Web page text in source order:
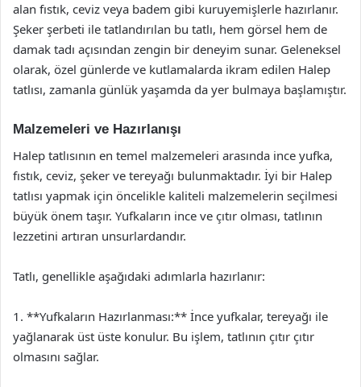
alan fıstık, ceviz veya badem gibi kuruyemişlerle hazırlanır.
Şeker şerbeti ile tatlandırılan bu tatlı, hem görsel hem de
damak tadı açısından zengin bir deneyim sunar. Geleneksel
olarak, özel günlerde ve kutlamalarda ikram edilen Halep
tatlısı, zamanla günlük yaşamda da yer bulmaya başlamıştır.
Malzemeleri ve Hazırlanışı
Halep tatlısının en temel malzemeleri arasında ince yufka,
fıstık, ceviz, şeker ve tereyağı bulunmaktadır. İyi bir Halep
tatlısı yapmak için öncelikle kaliteli malzemelerin seçilmesi
büyük önem taşır. Yufkaların ince ve çıtır olması, tatlının
lezzetini artıran unsurlardandır.
Tatlı, genellikle aşağıdaki adımlarla hazırlanır:
1. **Yufkaların Hazırlanması:** İnce yufkalar, tereyağı ile
yağlanarak üst üste konulur. Bu işlem, tatlının çıtır çıtır
olmasını sağlar.